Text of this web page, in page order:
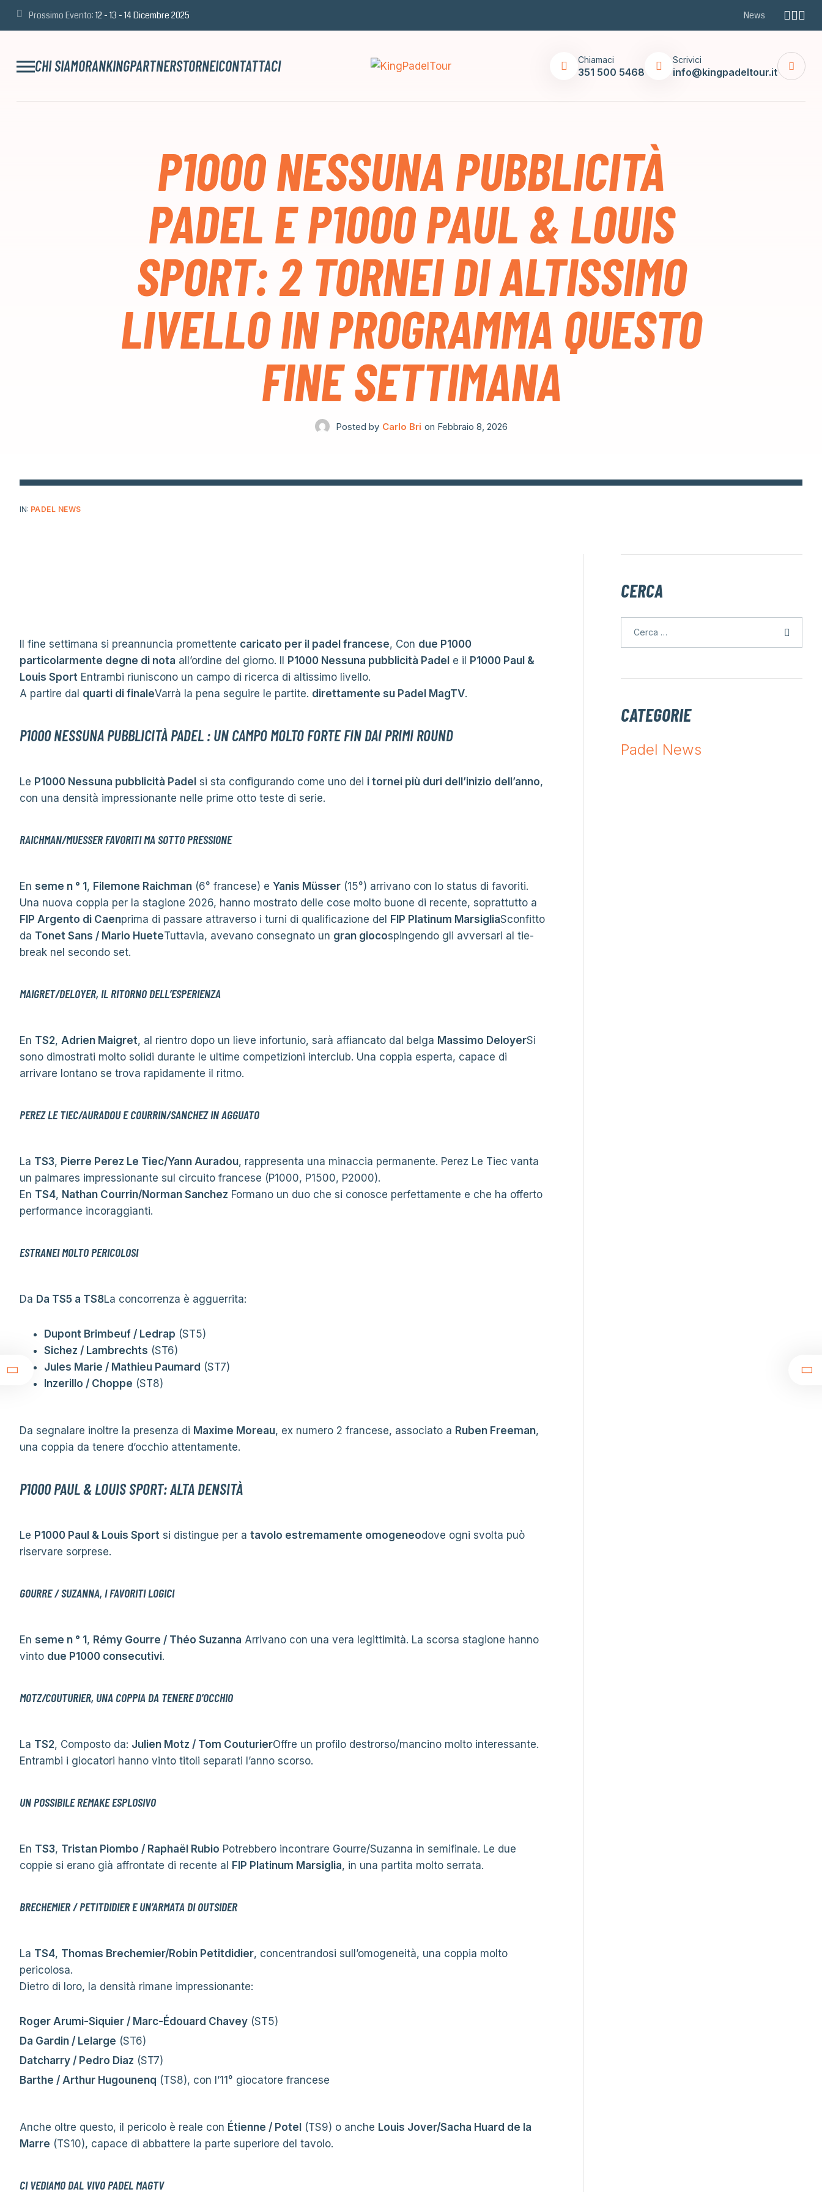
Prossimo Evento: 12 - 13 - 14 Dicembre 2025 News
CHI SIAMORANKINGPARTNERSTORNEICONTATTACI Chiamaci
351 500 5468
Scrivici
info@kingpadeltour.it
P1000 NESSUNA PUBBLICITÀ
PADEL E P1000 PAUL & LOUIS
SPORT: 2 TORNEI DI ALTISSIMO
LIVELLO IN PROGRAMMA QUESTO
FINE SETTIMANA
Posted by Carlo Bri on Febbraio 8, 2026
IN: PADEL NEWS
Il fine settimana si preannuncia promettente caricato per il padel francese, Con due P1000
particolarmente degne di nota all’ordine del giorno. Il P1000 Nessuna pubblicità Padel e il
P1000 Paul &
Louis Sport Entrambi riuniscono un campo di ricerca di altissimo livello.
A partire dal quarti di finaleVarrà la pena seguire le partite. direttamente su Padel MagTV.
P1000 NESSUNA PUBBLICITÀ PADEL : UN CAMPO MOLTO FORTE FIN DAI PRIMI ROUND
Le P1000 Nessuna pubblicità Padel si sta configurando come uno dei i tornei più duri dell’inizio dell’anno,
con una densità impressionante nelle prime otto teste di serie.
RAICHMAN/MUESSER FAVORITI MA SOTTO PRESSIONE
En seme n ° 1 , Filemone Raichman (6° francese) e Yanis Müsser (15°) arrivano con lo status di favoriti.
Una nuova coppia per la stagione 2026, hanno mostrato delle cose molto buone di recente, soprattutto a
FIP Argento di Caenprima di passare attraverso i turni di qualificazione del FIP Platinum MarsigliaSconfitto
da Tonet Sans / Mario HueteTuttavia, avevano consegnato un gran giocospingendo gli avversari al tie-
break nel secondo set.
MAIGRET/DELOYER, IL RITORNO DELL’ESPERIENZA
En TS2, Adrien Maigret, al rientro dopo un lieve infortunio, sarà affiancato dal belga Massimo DeloyerSi
sono dimostrati molto solidi durante le ultime competizioni interclub. Una coppia esperta, capace di
arrivare lontano se trova rapidamente il ritmo.
PEREZ LE TIEC/AURADOU E COURRIN/SANCHEZ IN AGGUATO
La TS3, Pierre Perez Le Tiec/Yann Auradou, rappresenta una minaccia permanente. Perez Le Tiec vanta
un palmares impressionante sul circuito francese (P1000, P1500, P2000).
En TS4, Nathan Courrin/Norman Sanchez Formano un duo che si conosce perfettamente e che ha offerto
performance incoraggianti.
ESTRANEI MOLTO PERICOLOSI
Da Da TS5 a TS8La concorrenza è agguerrita:
Dupont Brimbeuf / Ledrap (ST5)
Sichez / Lambrechts (ST6)
Jules Marie / Mathieu Paumard (ST7)
Inzerillo / Choppe (ST8)
Da segnalare inoltre la presenza di Maxime Moreau, ex numero 2 francese, associato a Ruben Freeman,
una coppia da tenere d’occhio attentamente.
P1000 PAUL & LOUIS SPORT: ALTA DENSITÀ
Le P1000 Paul & Louis Sport si distingue per a tavolo estremamente omogeneodove ogni svolta può
riservare sorprese.
GOURRE / SUZANNA, I FAVORITI LOGICI
En seme n ° 1 , Rémy Gourre / Théo Suzanna Arrivano con una vera legittimità. La scorsa stagione hanno
vinto due P1000 consecutivi.
MOTZ/COUTURIER, UNA COPPIA DA TENERE D’OCCHIO
La TS2, Composto da: Julien Motz / Tom CouturierOffre un profilo destrorso/mancino molto interessante.
Entrambi i giocatori hanno vinto titoli separati l’anno scorso.
UN POSSIBILE REMAKE ESPLOSIVO
En TS3, Tristan Piombo / Raphaël Rubio Potrebbero incontrare Gourre/Suzanna in semifinale. Le due
coppie si erano già affrontate di recente al
FIP Platinum Marsiglia, in una partita molto serrata.
BRECHEMIER / PETITDIDIER E UN’ARMATA DI OUTSIDER
La TS4, Thomas Brechemier/Robin Petitdidier, concentrandosi sull’omogeneità, una coppia molto
pericolosa.
Dietro di loro, la densità rimane impressionante:
Roger Arumi-Siquier / Marc-Édouard Chavey (ST5)
Da Gardin / Lelarge (ST6)
Datcharry / Pedro Diaz (ST7)
Barthe / Arthur Hugounenq (TS8), con l’11° giocatore francese
Anche oltre questo, il pericolo è reale con Étienne / Potel (TS9) o anche Louis Jover/Sacha Huard de la
Marre (TS10), capace di abbattere la parte superiore del tavolo.
CI VEDIAMO DAL VIVO PADEL MAGTV
CERCA
CATEGORIE
Padel News